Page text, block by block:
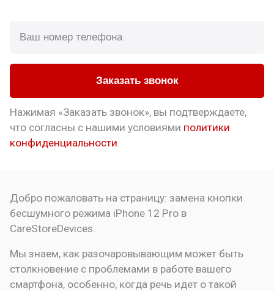
Заказать звонок
Нажимая «Заказать звонок», вы подтверждаете,
что согласны с нашими условиями политики
конфиденциальности
Добро пожаловать на страницу:замена кнопки
бесшумного режима iPhone 12 Pro в
CareStoreDevices.
Мы знаем, как разочаровывающим может быть
столкновение с проблемами в работе вашего
смартфона, особенно, когда речь идет о такой